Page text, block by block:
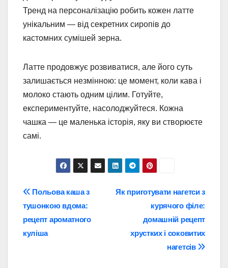
Тренд на персоналізацію робить кожен латте
унікальним — від секретних сиропів до
кастомних сумішей зерна.
Латте продовжує розвиватися, але його суть
залишається незмінною: це момент, коли кава і
молоко стають одним цілим. Готуйте,
експериментуйте, насолоджуйтеся. Кожна
чашка — це маленька історія, яку ви створюєте
самі.
Навігація
записів
Як приготувати нагетси з
курячого філе:
домашній рецепт
хрустких і соковитих
нагетсів
Польова каша з
тушонкою вдома:
рецепт ароматного
куліша